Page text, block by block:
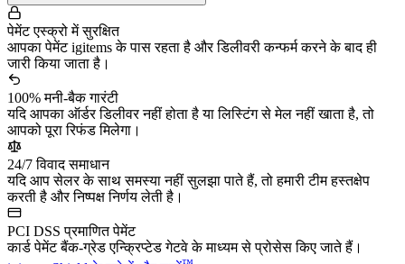
पेमेंट एस्क्रो में सुरक्षित
आपका पेमेंट igitems के पास रहता है और डिलीवरी कन्फर्म करने के बाद ही
जारी किया जाता है।
100% मनी-बैक गारंटी
यदि आपका ऑर्डर डिलीवर नहीं होता है या लिस्टिंग से मेल नहीं खाता है, तो
आपको पूरा रिफंड मिलेगा।
24/7 विवाद समाधान
यदि आप सेलर के साथ समस्या नहीं सुलझा पाते हैं, तो हमारी टीम हस्तक्षेप
करती है और निष्पक्ष निर्णय लेती है।
PCI DSS प्रमाणित पेमेंट
कार्ड पेमेंट बैंक-ग्रेड एन्क्रिप्टेड गेटवे के माध्यम से प्रोसेस किए जाते हैं।